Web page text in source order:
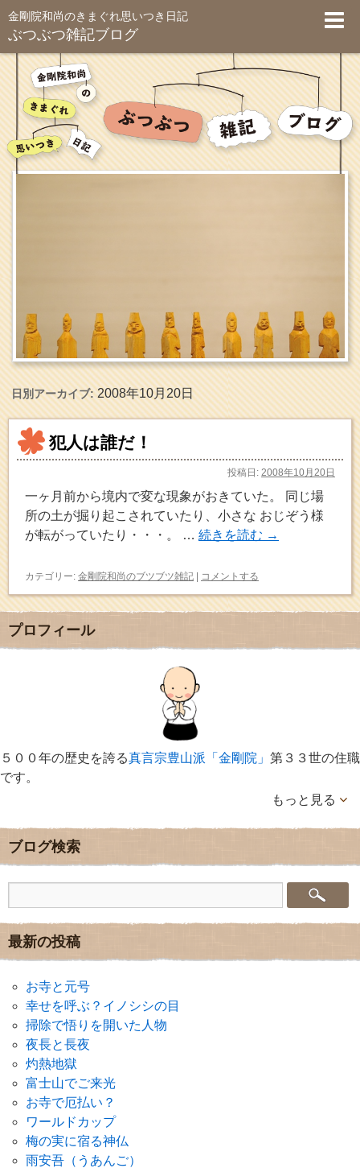
金剛院和尚のきまぐれ思いつき日記
ぶつぶつ雑記ブログ
日別アーカイブ:2008年10月20日
犯人は誰だ！
投稿日: 2008年10月20日
一ヶ月前から境内で変な現象がおきていた。 同じ場
所の土が掘り起こされていたり、小さな おじぞう様
が転がっていたり・・・。 … 続きを読む →
カテゴリー: 金剛院和尚のブツブツ雑記 | コメントする
プロフィール
５００年の歴史を誇る真言宗豊山派「金剛院」 第３３世の住職
です。
もっと見る
ブログ検索
最新の投稿
お寺と元号
幸せを呼ぶ？イノシシの目
掃除で悟りを開いた人物
夜長と長夜
灼熱地獄
富士山でご来光
お寺で厄払い？
ワールドカップ
梅の実に宿る神仏
雨安吾（うあんご）